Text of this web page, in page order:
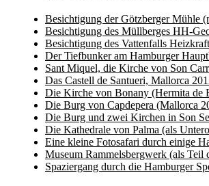
Besichtigung der Götzberger Mühle
Besichtigung des Müllberges HH-
Besichtigung des Vattenfalls
Der Tiefbunker am Hamburger
Sant Miquel, die Kirche von Son
Das Castell de Santueri, Mallorca
Die Kirche von Bonany (Hermita de
Die Burg von Capdepera (Mallorca
Die Burg und zwei Kirchen in Son
Die Kathedrale von Palma (als
Eine kleine Fotosafari durch einige
Museum Rammelsbergwerk (als Teil
Spaziergang durch die Hamburger